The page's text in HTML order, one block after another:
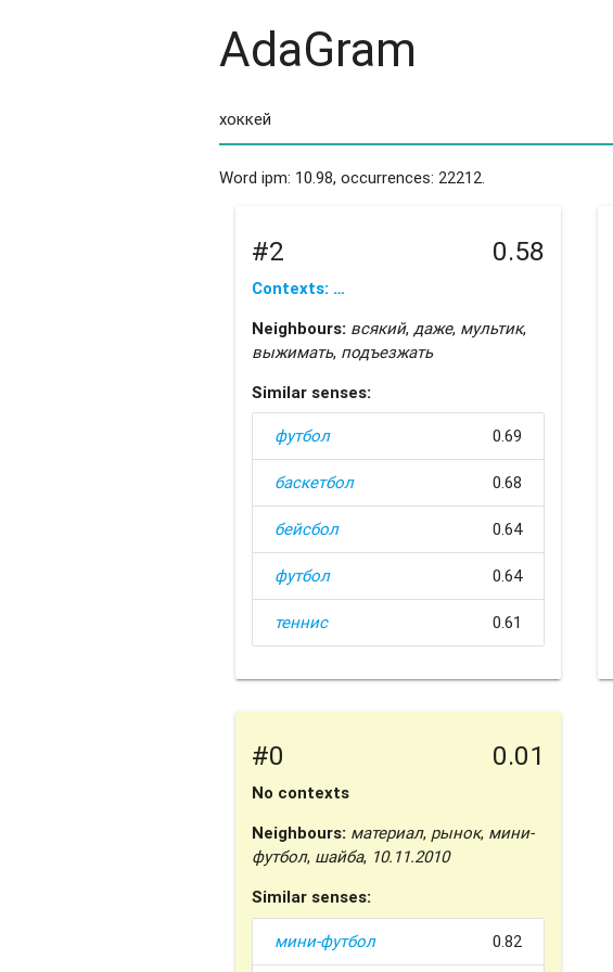
AdaGram
Word ipm: 10.98, occurrences: 22212.
#2 0.58
Contexts: …
Neighbours: всякий, даже, мультик,
выжимать, подъезжать
Similar senses:
футбол 0.69
баскетбол 0.68
бейсбол 0.64
футбол 0.64
теннис 0.61
#0 0.01
No contexts
Neighbours: материал, рынок, мини-
футбол, шайба, 10.11.2010
Similar senses:
мини-футбол 0.82